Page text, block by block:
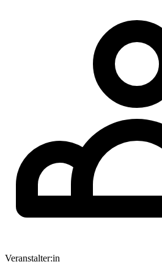
Veranstalter:in